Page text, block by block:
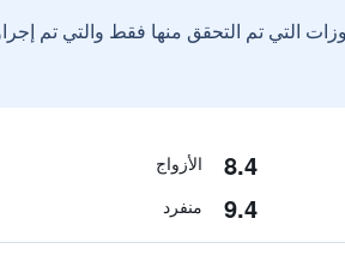
التي تم التحقق منها فقط والتي تم
8.4 الأزواج
9.4 منفرد